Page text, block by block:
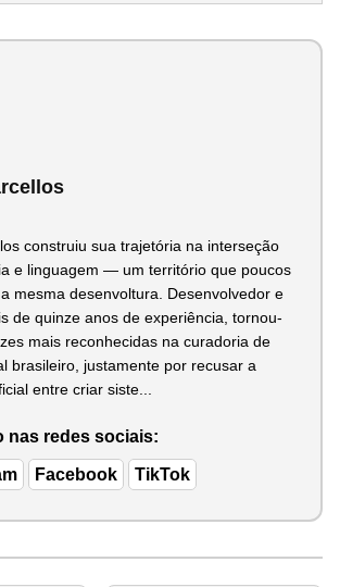
construiu sua trajetória na interseção
e linguagem — um território que poucos
mesma desenvoltura. Desenvolvedor e
de quinze anos de experiência, tornou-
mais reconhecidas na curadoria de
brasileiro, justamente por recusar a
entre criar siste...
nas redes sociais:
Facebook TikTok